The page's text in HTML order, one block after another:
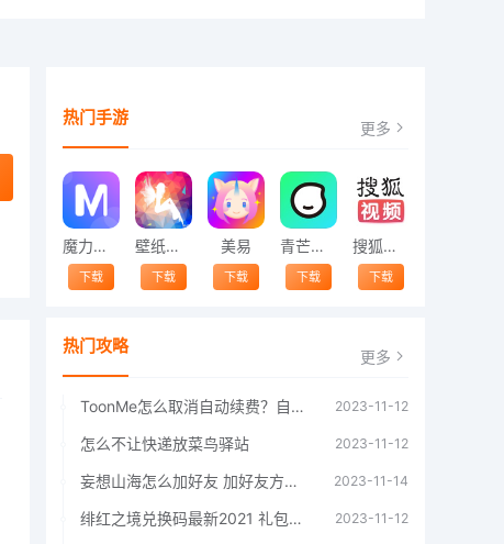
热门手游 更多
魔力相册
下载
壁纸精灵
下载
美易
下载
青芒交友软件官方版2021 v1.3
下载
搜狐视频app免费送会员下载安装到手机 v8.8.5
下载
热门攻略 更多
ToonMe怎么取消自动续费？自动续费关闭方法 2023-11-12
怎么不让快递放菜鸟驿站 2023-11-12
妄想山海怎么加好友 加好友方法大全 2023-11-14
绯红之境兑换码最新2021 礼包兑换码大全 2023-11-12